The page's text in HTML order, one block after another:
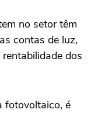
no setor têm
contas de luz,
dos
fotovoltaico, é